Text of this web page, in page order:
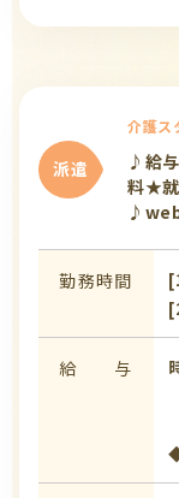
派遣
介護ス
♪給
料★就
勤務時間
給 与